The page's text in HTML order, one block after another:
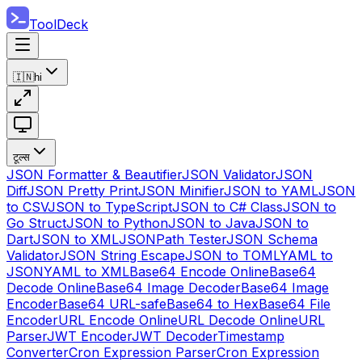
ToolDeck
🇮🇳hi
टूल्स
JSON Formatter & BeautifierJSON ValidatorJSON
DiffJSON Pretty PrintJSON MinifierJSON to YAMLJSON
to CSVJSON to TypeScriptJSON to C# ClassJSON to
Go StructJSON to PythonJSON to JavaJSON to
DartJSON to XMLJSONPath TesterJSON Schema
ValidatorJSON String EscapeJSON to TOMLYAML to
JSONYAML to XMLBase64 Encode OnlineBase64
Decode OnlineBase64 Image DecoderBase64 Image
EncoderBase64 URL-safeBase64 to HexBase64 File
EncoderURL Encode OnlineURL Decode OnlineURL
ParserJWT EncoderJWT DecoderTimestamp
ConverterCron Expression ParserCron Expression